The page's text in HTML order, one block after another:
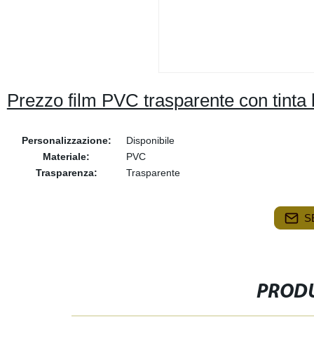
Prezzo film PVC trasparente con
Personalizzazione:
Disponibile
Materiale:
PVC
Trasparenza:
Trasparente